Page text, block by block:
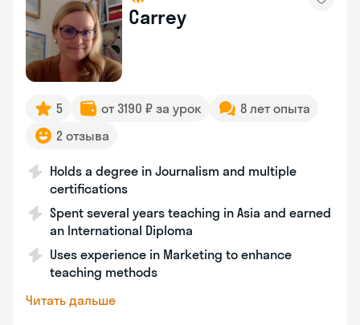
Carrey
5 от 3190 ₽ за урок
8 лет опыта
2 отзыва
Holds a degree in Journalism and multiple
certifications
Spent several years teaching in Asia and earned
an International Diploma
Uses experience in Marketing to enhance
teaching methods
Читать дальше